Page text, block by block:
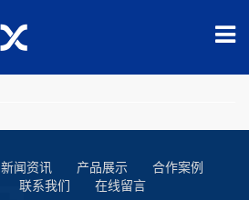
新闻资讯 产品展示
合作案例
联系我们 在线留言